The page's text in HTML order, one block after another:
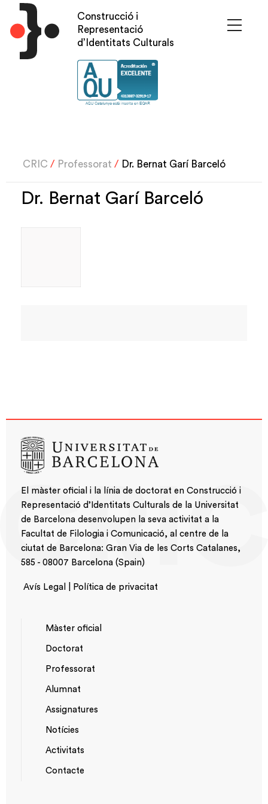
Vés
al
contingut
Construcció i
Representació
d’Identitats Culturals
CRIC / Professorat / Dr. Bernat Garí Barceló
Dr. Bernat Garí Barceló
El màster oficial i la línia de doctorat en Construcció i
Representació d’Identitats Culturals de la Universitat
de Barcelona desenvolupen la seva activitat a la
Facultat de Filologia i Comunicació, al centre de la
ciutat de Barcelona: Gran Via de les Corts Catalanes,
585 - 08007 Barcelona (Spain)
Avís Legal | Política de privacitat
PRINCIPAL
Màster oficial
Doctorat
Professorat
Alumnat
Assignatures
MENU
Notícies
Activitats
Contacte